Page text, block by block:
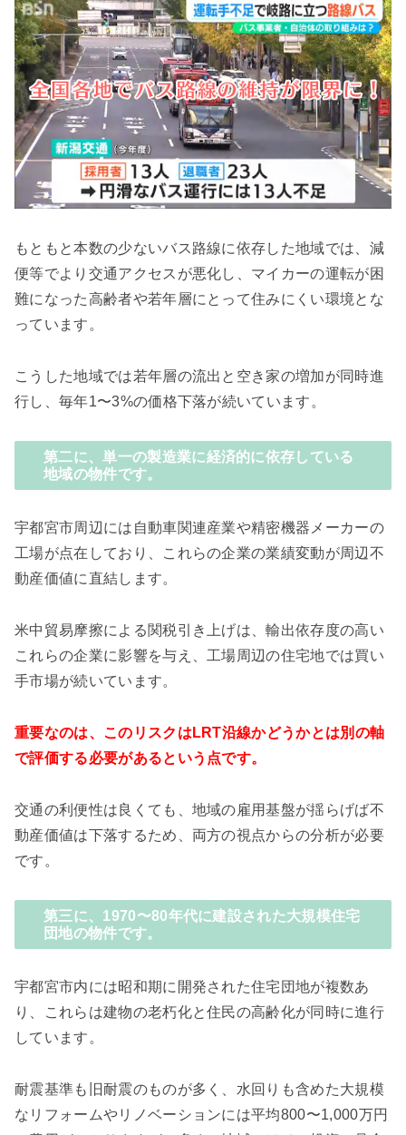
もともと本数の少ないバス路線に依存した地域では、減
便等でより交通アクセスが悪化し、マイカーの運転が困
難になった高齢者や若年層にとって住みにくい環境とな
っています。
こうした地域では若年層の流出と空き家の増加が同時進
行し、毎年1〜3%の価格下落が続いています。
第二に、単一の製造業に経済的に依存している
地域の物件です。
宇都宮市周辺には自動車関連産業や精密機器メーカーの
工場が点在しており、これらの企業の業績変動が周辺不
動産価値に直結します。
米中貿易摩擦による関税引き上げは、輸出依存度の高い
これらの企業に影響を与え、工場周辺の住宅地では買い
手市場が続いています。
重要なのは、このリスクはLRT沿線かどうかとは別の軸
で評価する必要があるという点です。
交通の利便性は良くても、地域の雇用基盤が揺らげば不
動産価値は下落するため、両方の視点からの分析が必要
です。
第三に、1970〜80年代に建設された大規模住宅
団地の物件です。
宇都宮市内には昭和期に開発された住宅団地が複数あ
り、これらは建物の老朽化と住民の高齢化が同時に進行
しています。
耐震基準も旧耐震のものが多く、水回りも含めた大規模
なリフォームやリノベーションには平均800〜1,000万円